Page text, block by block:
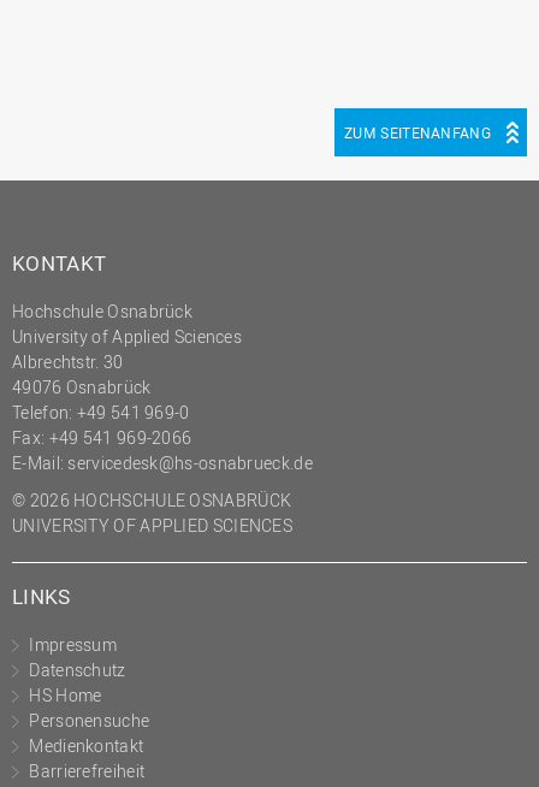
ZUM SEITENANFANG
KONTAKT
Hochschule Osnabrück
University of Applied Sciences
Albrechtstr. 30
49076 Osnabrück
Telefon: +49 541 969-0
Fax: +49 541 969-2066
E-Mail: servicedesk@hs-osnabrueck.de
© 2026 HOCHSCHULE OSNABRÜCK
UNIVERSITY OF APPLIED SCIENCES
LINKS
Impressum
Datenschutz
HS Home
Personensuche
Medienkontakt
Barrierefreiheit